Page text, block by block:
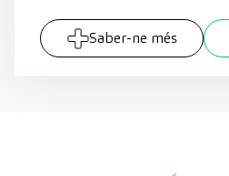
Saber-ne més